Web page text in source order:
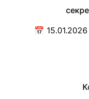
📅 15.01.2026